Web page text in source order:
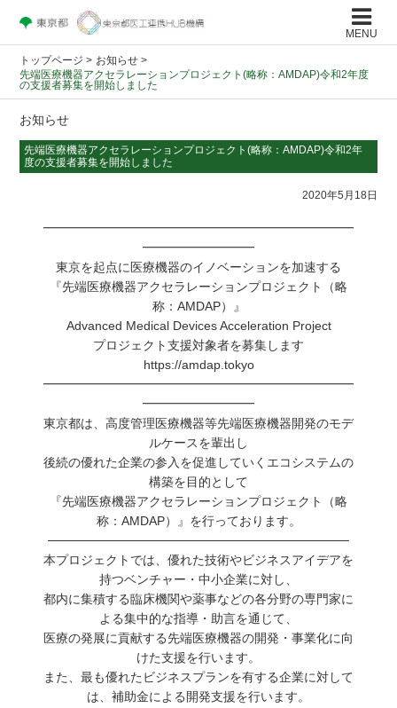
MENU
トップページ > お知らせ >
先端医療機器アクセラレーションプロジェクト(略称：AMDAP)令和2年度
の支援者募集を開始しました
お知らせ
先端医療機器アクセラレーションプロジェクト(略称：AMDAP)令和2年
度の支援者募集を開始しました
2020年5月18日
━━━━━━━━━━━━━━━━━━━━━━━━━
━━━━━━━━━
東京を起点に医療機器のイノベーションを加速する
『先端医療機器アクセラレーションプロジェクト（略
称：AMDAP）』
Advanced Medical Devices Acceleration Project
プロジェクト支援対象者を募集します
https://amdap.tokyo
━━━━━━━━━━━━━━━━━━━━━━━━━
━━━━━━━━━
東京都は、高度管理医療機器等先端医療機器開発のモデ
ルケースを輩出し
後続の優れた企業の参入を促進していくエコシステムの
構築を目的として
『先端医療機器アクセラレーションプロジェクト（略
称：AMDAP）』を行っております。
──────────────────────────────────
本プロジェクトでは、優れた技術やビジネスアイデアを
持つベンチャー・中小企業に対し、
都内に集積する臨床機関や薬事などの各分野の専門家に
よる集中的な指導・助言を通じて、
医療の発展に貢献する先端医療機器の開発・事業化に向
けた支援を行います。
また、最も優れたビジネスプランを有する企業に対して
は、補助金による開発支援を行います。